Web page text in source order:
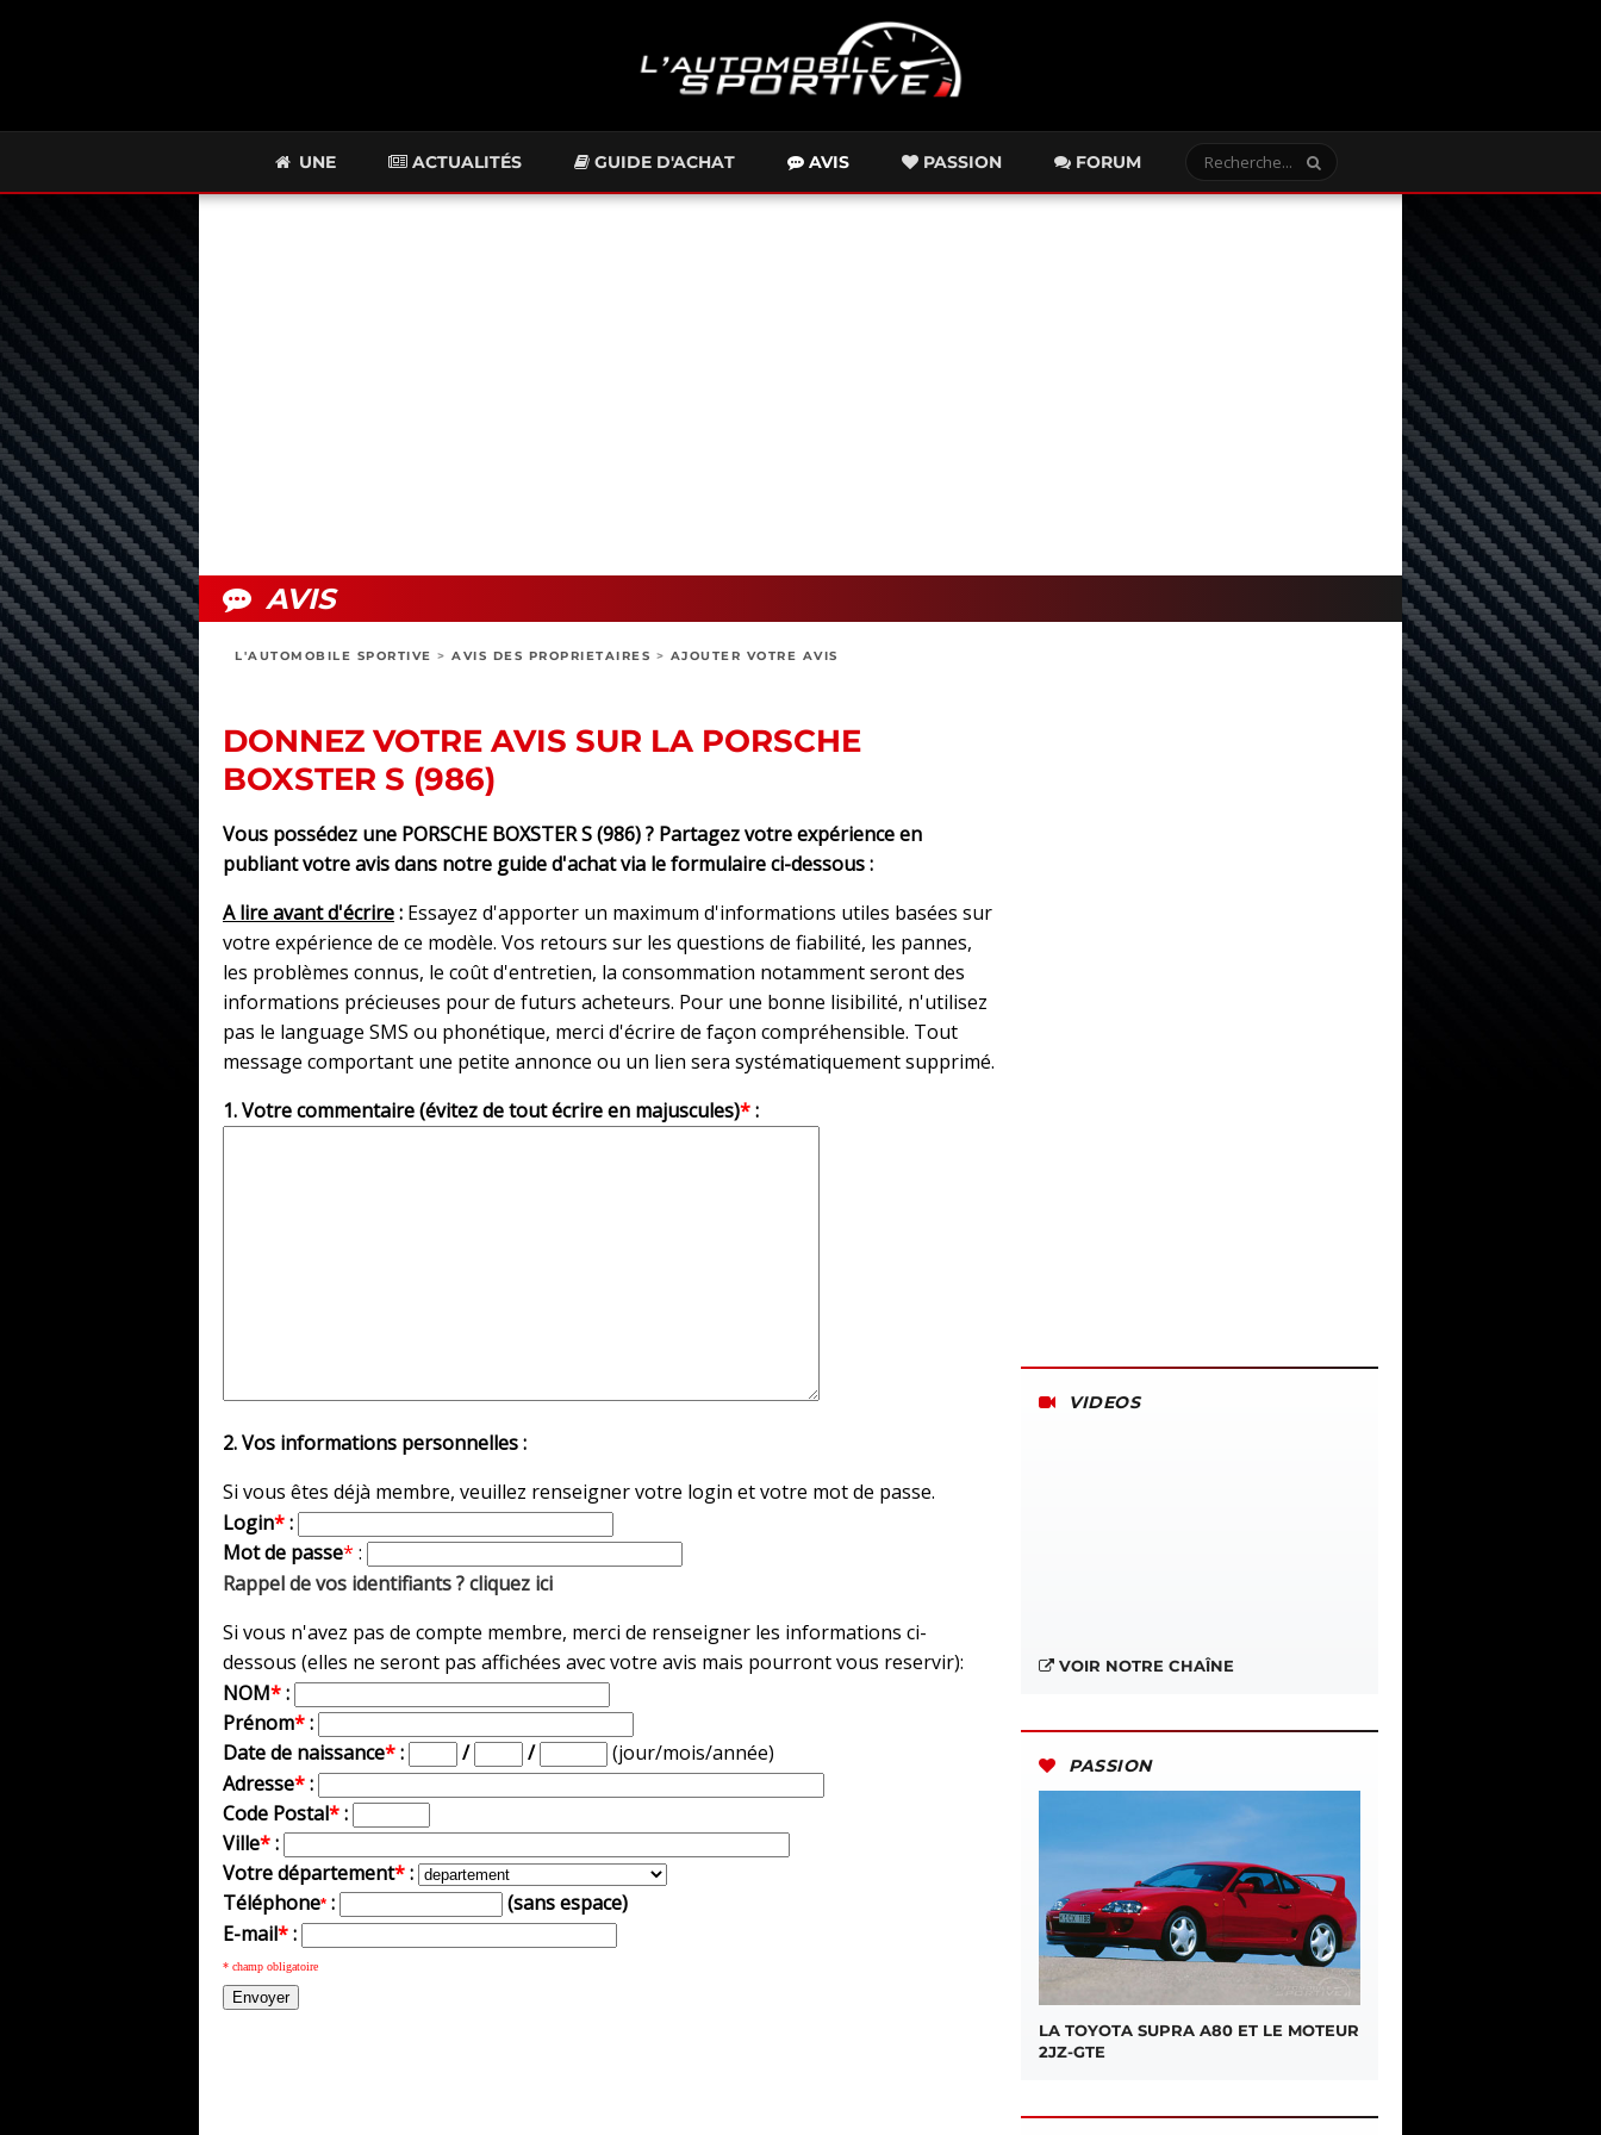
UNE ACTUALITÉS GUIDE D'ACHAT AVIS PASSION FORUM
AVIS
L'AUTOMOBILE SPORTIVE > AVIS DES PROPRIETAIRES > AJOUTER VOTRE AVIS
DONNEZ VOTRE AVIS SUR LA PORSCHE
BOXSTER S (986)
Vous possédez une PORSCHE BOXSTER S (986) ? Partagez votre expérience en
publiant votre avis dans notre guide d'achat via le formulaire ci-dessous :
A lire avant d'écrire: Essayez d'apporter un maximum d'informations utiles basées sur
votre expérience de ce modèle. Vos retours sur les questions de fiabilité, les pannes,
les problèmes connus, le coût d'entretien, la consommation notamment seront des
informations précieuses pour de futurs acheteurs. Pour une bonne lisibilité, n'utilisez
pas le language SMS ou phonétique, merci d'écrire de façon compréhensible. Tout
message comportant une petite annonce ou un lien sera systématiquement supprimé.
1. Votre commentaire (évitez de tout écrire en majuscules)*:
2. Vos informations personnelles :
Si vous êtes déjà membre, veuillez renseigner votre login et votre mot de passe.
Login*:
Mot de passe* :
Rappel de vos identifiants ? cliquez ici
Si vous n'avez pas de compte membre, merci de renseigner les informations ci-
dessous (elles ne seront pas affichées avec votre avis mais pourront vous reservir):
NOM*:
Prénom*:
Date de naissance*: / /
(jour/mois/année)
Adresse*:
Code Postal*:
Ville*:
Votre département*:
Téléphone* :
(sans espace)
E-mail*:
* champ obligatoire
VIDEOS
VOIR NOTRE CHAÎNE
PASSION
LA TOYOTA SUPRA A80 ET LE MOTEUR
2JZ-GTE